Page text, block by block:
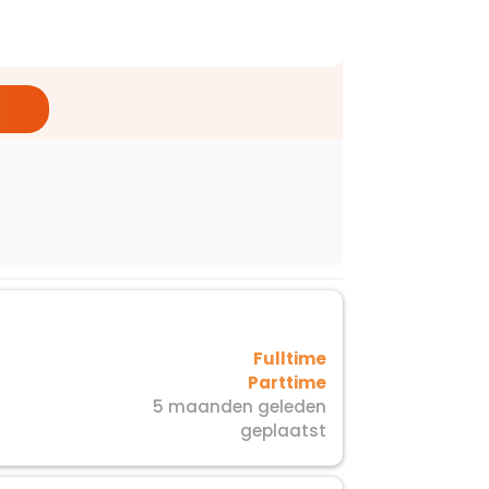
Fulltime
Parttime
5 maanden geleden
geplaatst